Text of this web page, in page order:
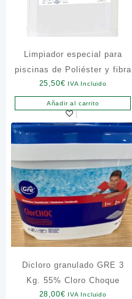
Limpiador especial para
piscinas de Poliéster y fibra
25,50€ IVA Incluido
Añadir al carrito
Dicloro granulado GRE 3
Kg. 55% Cloro Choque
28,00€ IVA Incluido